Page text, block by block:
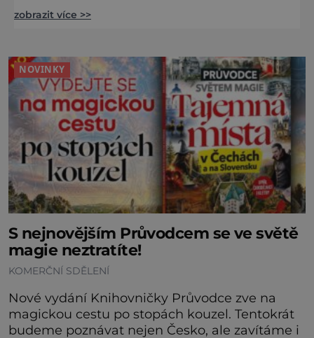
z největších synagog v českých zemích –
prosperující židovské komunity. Brněnská
Velká synagoga byla slavnostně otevřena v
roce 1856, v době, kdy se město proměňovalo
v p
zobrazit více >>
NOVINKY
S nejnovějším Průvodcem se ve světě
magie neztratíte!
KOMERČNÍ SDĚLENÍ
Nové vydání Knihovničky Průvodce zve na
magickou cestu po stopách kouzel. Tentokrát
budeme poznávat nejen Česko, ale zavítáme i